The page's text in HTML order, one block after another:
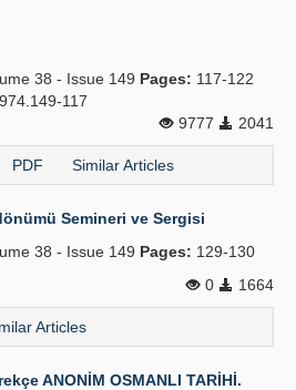
38 - Issue 149 Pages: 117-122
117
9777
2041
PDF Similar Articles
Semineri ve Sergisi
38 - Issue 149 Pages: 129-130
0
1664
Articles
ANONİM OSMANLI TARİHİ.